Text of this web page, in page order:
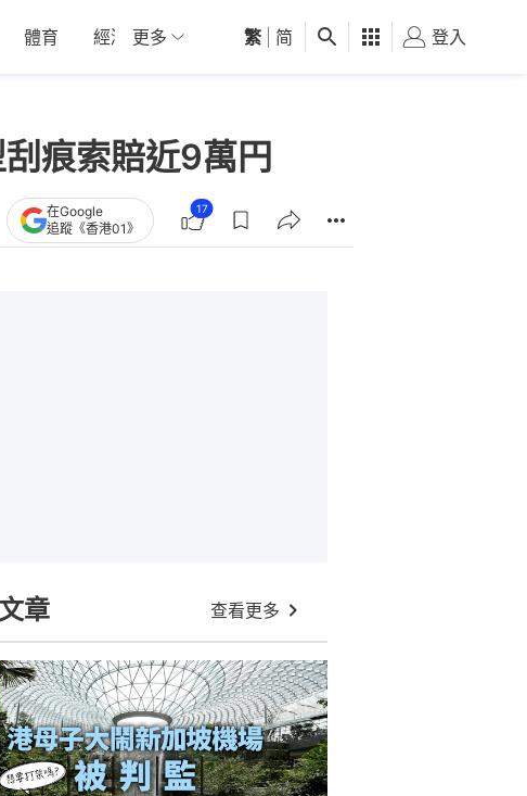
體育 經濟 01深圳 觀點 健康 好食玩飛
更多 繁 简 登入
痕索賠近9萬円
在Google
追蹤《香港01》
17
章 查看更多